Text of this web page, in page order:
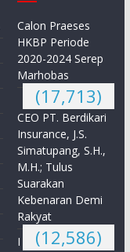
Calon Praeses
HKBP Periode
2020-2024 Serep
Marhobas
(17,713)
CEO PT. Berdikari
Insurance, J.S.
Simatupang, S.H.,
M.H.; Tulus
Suarakan
Kebenaran Demi
Rakyat
(12,586)
I